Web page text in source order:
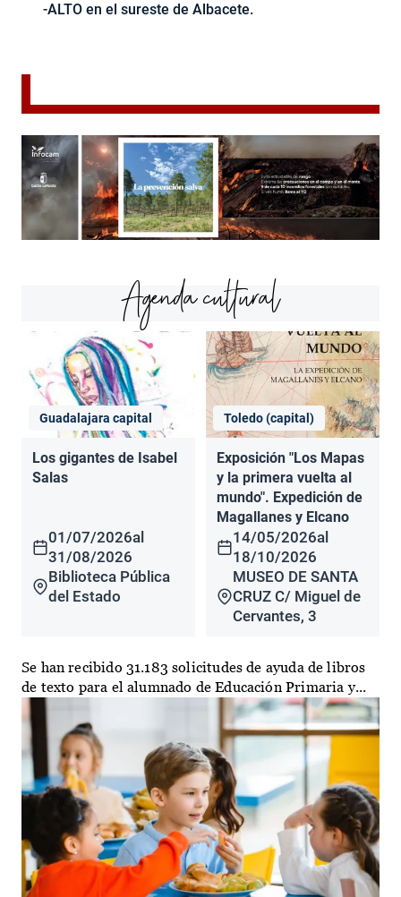
-ALTO en el sureste de Albacete.
Agenda cultural
Guadalajara capital
Los gigantes de Isabel
Salas
01/07/2026al
31/08/2026
Biblioteca Pública
del Estado
Toledo (capital)
Exposición "Los Mapas
y la primera vuelta al
mundo". Expedición de
Magallanes y Elcano
14/05/2026al
18/10/2026
MUSEO DE SANTA
CRUZ C/ Miguel de
Cervantes, 3
Se han recibido 31.183 solicitudes de ayuda de libros
de texto para el alumnado de Educación Primaria y...